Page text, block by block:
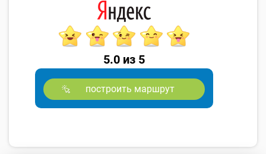
5.0 из 5
построить маршрут